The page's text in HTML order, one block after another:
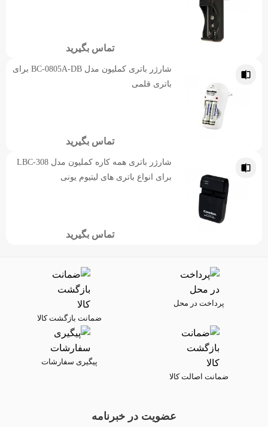
تماس بگیرید
شارژر باتری کملیون مدل BC-0805A-DB برای
باتری قلمی
تماس بگیرید
شارژر باتری همه کاره کملیون مدل LBC-308
برای انواع باتری های لیتیوم یونی
تماس بگیرید
پرداخت در محل
ضمانت بازگشت کالا
ضمانت اصالت کالا
پیگیری سفارشات
عضویت در خبرنامه